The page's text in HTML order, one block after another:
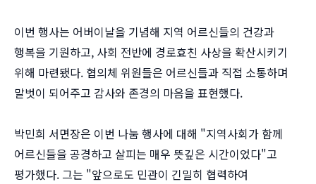
이번 행사는 어버이날을 기념해 지역 어르신들의 건강과
행복을 기원하고, 사회 전반에 경로효친 사상을 확산시키기
위해 마련됐다. 협의체 위원들은 어르신들과 직접 소통하며
말벗이 되어주고 감사와 존경의 마음을 표현했다.
박민희 서면장은 이번 나눔 행사에 대해 "지역사회가 함께
어르신들을 공경하고 살피는 매우 뜻깊은 시간이었다"고
평가했다. 그는 "앞으로도 민관이 긴밀히 협력하여